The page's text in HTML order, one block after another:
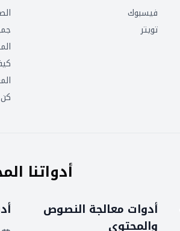
فيسبوك
تويتر
أدواتنا
أدوات معالجة النصوص
والمحتوى